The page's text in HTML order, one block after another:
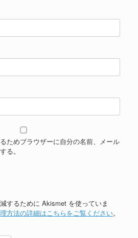
ためブラウザーに自分の名前、メール
る。
するために Akismet を使っていま
方法の詳細はこちらをご覧ください。